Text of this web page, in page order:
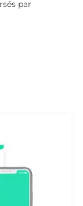
par